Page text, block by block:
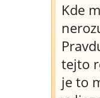
Kde
tejto
je to